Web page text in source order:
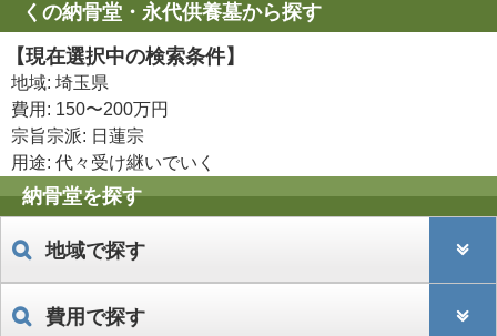
くの納骨堂・永代供養墓から探す
【現在選択中の検索条件】
地域: 埼玉県
費用: 150〜200万円
宗旨宗派: 日蓮宗
用途: 代々受け継いでいく
納骨堂を探す
地域で探す
費用で探す